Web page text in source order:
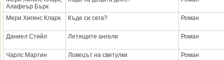
Алафеър Бърк
Мери Хигинс Кларк Къде си сега? Роман
Даниел Стийл Летящите ангели Роман
Чарлс Мартин Ловецът на светулки Роман